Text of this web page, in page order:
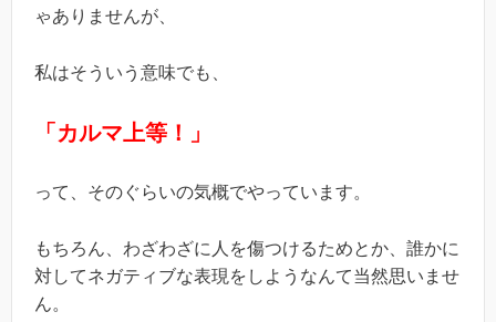
ゃありませんが、
私はそういう意味でも、
「カルマ上等！」
って、そのぐらいの気概でやっています。
もちろん、わざわざに人を傷つけるためとか、誰かに
対してネガティブな表現をしようなんて当然思いませ
ん。